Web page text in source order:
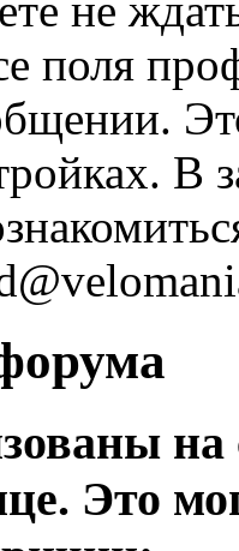
поля
В
на
Это